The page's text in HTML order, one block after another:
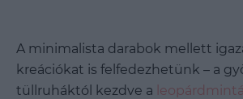
A minimalista darabok mellett
kreációkat is felfedezhetünk – a
tüllruháktól kezdve a